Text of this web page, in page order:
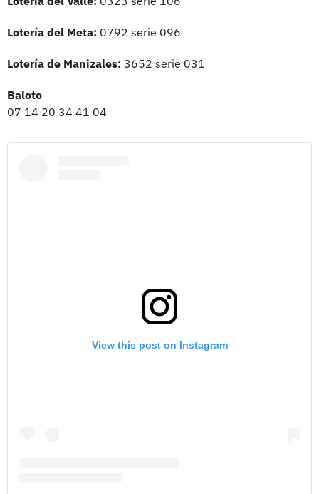
Lotería del Meta: 0792 serie 096
Lotería de Manizales: 3652 serie 031
Baloto
07 14 20 34 41 04
View this post on Instagram